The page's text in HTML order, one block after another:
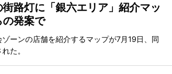
路灯に「銀六エリア」紹介マッ
発案で
ーンの店舗を紹介するマップが7月19日、同
た。